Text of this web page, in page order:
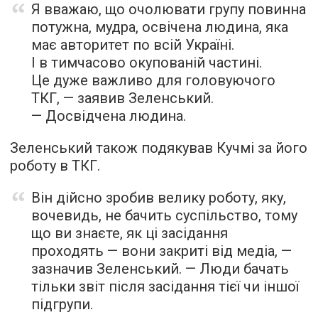
Я вважаю, що очолювати групу повинна
потужна, мудра, освічена людина, яка
має авторитет по всій Україні.
І в тимчасово окупованій частині.
Це дуже важливо для головуючого
ТКГ, — заявив Зеленський.
— Досвідчена людина.
Зеленський також подякував Кучмі за його
роботу в ТКГ.
Він дійсно зробив велику роботу, яку,
вочевидь, не бачить суспільство, тому
що ви знаєте, як ці засідання
проходять — вони закриті від медіа, —
зазначив Зеленський. — Люди бачать
тільки звіт після засідання тієї чи іншої
підгрупи.